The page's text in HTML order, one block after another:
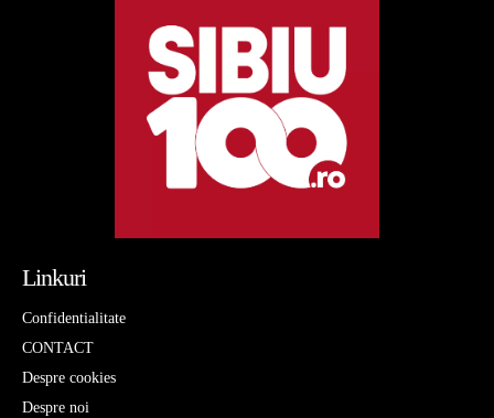
Linkuri
Confidentialitate
CONTACT
Despre cookies
Despre noi